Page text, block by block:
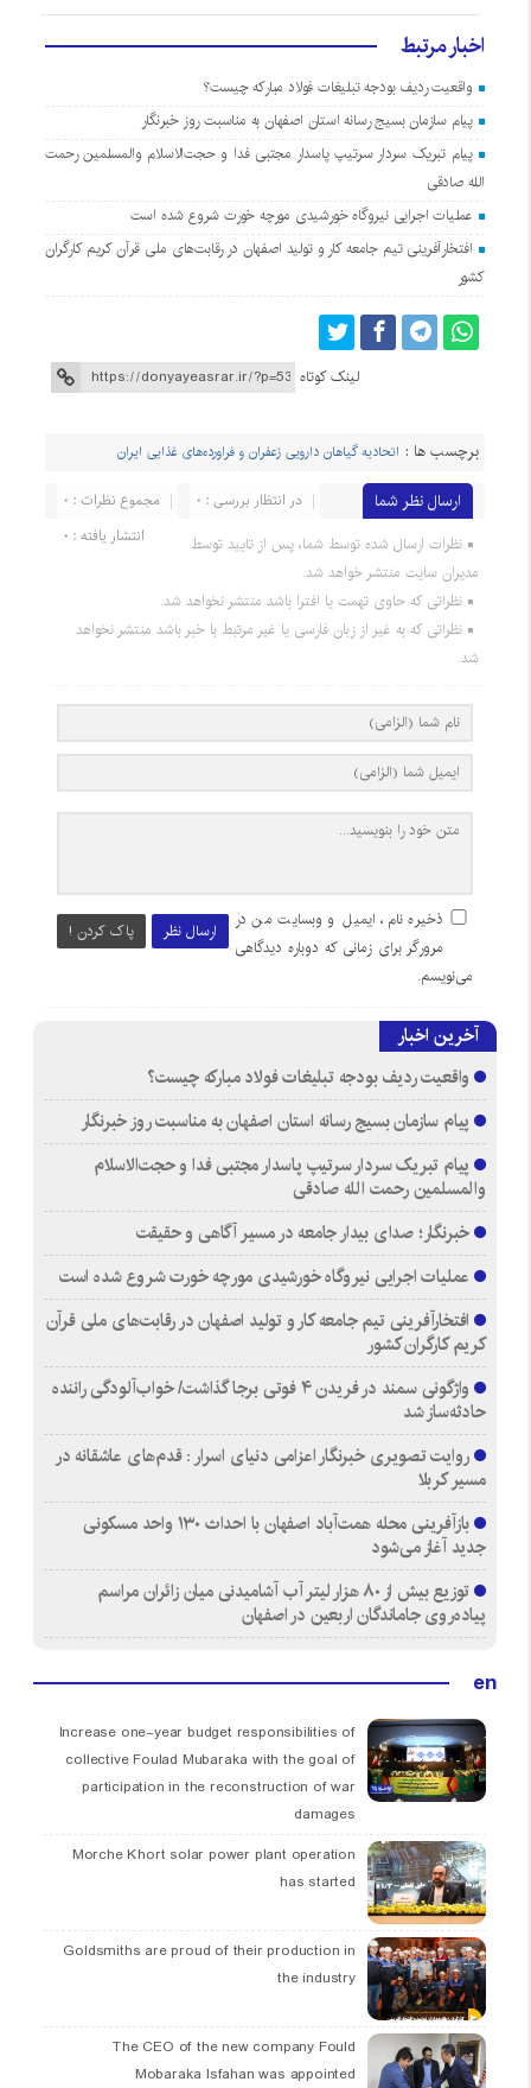
اخبار مرتبط
واقعیت ردیف بودجه تبلیغات فولاد مبارکه چیست؟
پیام سازمان بسیج رسانه استان اصفهان به مناسبت روز خبرنگار
پیام تبریک سردار سرتیپ پاسدار مجتبی فدا و حجت‌الاسلام والمسلمین رحمت
الله صادقی
عملیات اجرایی نیروگاه خورشیدی مورچه خورت شروع شده است
افتخارآفرینی تیم جامعه کار و تولید اصفهان در رقابت‌های ملی قرآن کریم کارگران
کشور
لینک کوتاه
برچسب ها : اتحادیه گیاهان دارویی زعفران و فراورده‌های غذایی ایران
ارسال نظر شما مجموع نظرات : 0
در انتظار بررسی : 0
انتشار یافته : 0
نظرات ارسال شده توسط شما، پس از تایید توسط
مدیران سایت منتشر خواهد شد.
نظراتی که حاوی تهمت یا افترا باشد منتشر نخواهد شد.
نظراتی که به غیر از زبان فارسی یا غیر مرتبط با خبر باشد منتشر نخواهد
شد.
ارسال نظر پاک کردن !
ذخیره نام، ایمیل و وبسایت من در
مرورگر برای زمانی که دوباره دیدگاهی
می‌نویسم.
آخرین اخبار
واقعیت ردیف بودجه تبلیغات فولاد مبارکه چیست؟
پیام سازمان بسیج رسانه استان اصفهان به مناسبت روز خبرنگار
پیام تبریک سردار سرتیپ پاسدار مجتبی فدا و حجت‌الاسلام
والمسلمین رحمت الله صادقی
خبرنگار؛ صدای بیدار جامعه در مسیر آگاهی و حقیقت
عملیات اجرایی نیروگاه خورشیدی مورچه خورت شروع شده است
افتخارآفرینی تیم جامعه کار و تولید اصفهان در رقابت‌های ملی قرآن
کریم کارگران کشور
واژگونی سمند در فریدن ۴ فوتی برجا گذاشت/ خواب‌آلودگی راننده
حادثه‌ساز شد
روایت تصویری خبرنگار اعزامی دنیای اسرار : قدم‌های عاشقانه در
مسیر کربلا
بازآفرینی محله همت‌آباد اصفهان با احداث ۱۳۰ واحد مسکونی
جدید آغاز می‌شود
توزیع بیش از ۸۰ هزار لیتر آب آشامیدنی میان زائران مراسم
پیاده‌روی جاماندگان اربعین در اصفهان
en
Increase one-year budget responsibilities of
collective Foulad Mubaraka with the goal of
participation in the reconstruction of war
damages
Morche Khort solar power plant operation
has started
Goldsmiths are proud of their production in
the industry
The CEO of the new company Fould
Mobaraka Isfahan was appointed